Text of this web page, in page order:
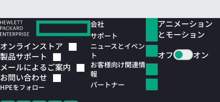
オンラインストア
製品サポート
メールによるご案内
お問い合わせ
HPEをフォロー
会社
サポート
ニュースとイベン
ト
お客様向け関連情
報
パートナー
アニメーション
とモーション
オフ
オン